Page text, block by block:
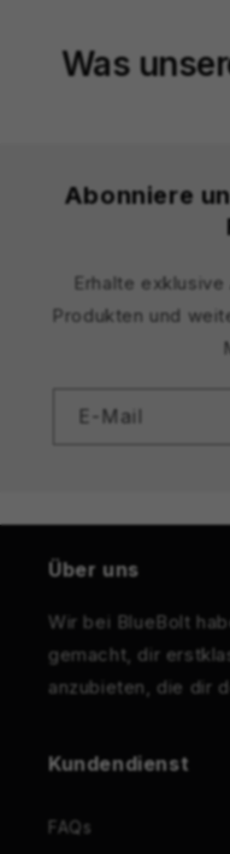
Was
Abonniere
Erhalte
Produkten und
E-Mail
Über uns
Wir bei BlueBolt
gemacht, dir
anzubieten, die dir
Kundendienst
FAQs